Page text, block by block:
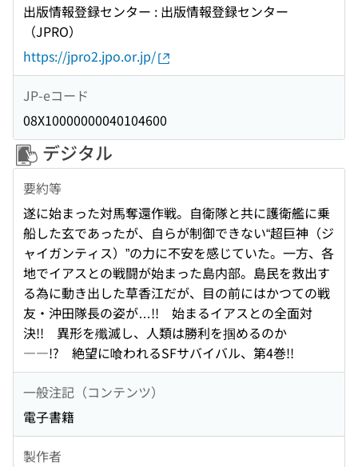
出版情報登録センター : 出版情報登録センター
（JPRO）
https://jpro2.jpo.or.jp/
JP-eコード
08X10000000040104600
デジタル
要約等
遂に始まった対馬奪還作戦。自衛隊と共に護衛艦に乗
船した玄であったが、自らが制御できない“超巨神（ジ
ャイガンティス）”の力に不安を感じていた。一方、各
地でイアスとの戦闘が始まった島内部。島民を救出す
る為に動き出した草香江だが、目の前にはかつての戦
友・沖田隊長の姿が…!! 始まるイアスとの全面対
決!! 異形を殲滅し、人類は勝利を掴めるのか
――!? 絶望に喰われるSFサバイバル、第4巻!!
一般注記（コンテンツ）
電子書籍
製作者